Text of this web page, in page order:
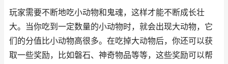
玩家需要不断地吃小动物和鬼魂，这样才能不断成长壮
大。当你吃到一定数量的小动物时，就会出现大动物，它
们的分值比小动物高很多。在吃掉大动物后，你还可以获
取一些奖励，比如磐石、神奇物品等等，这些奖励可以帮